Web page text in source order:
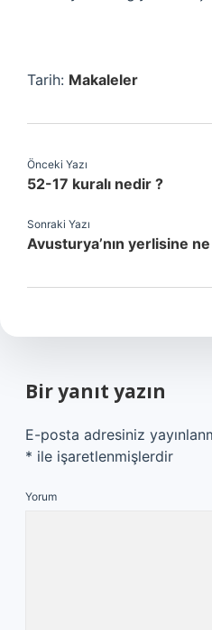
Tarih: Makaleler
Önceki Yazı
52-17 kuralı nedir ?
Sonraki Yazı
Avusturya’nın yerlisine
Bir yanıt yazın
E-posta adresiniz
* ile işaretlenmişlerdir
Yorum